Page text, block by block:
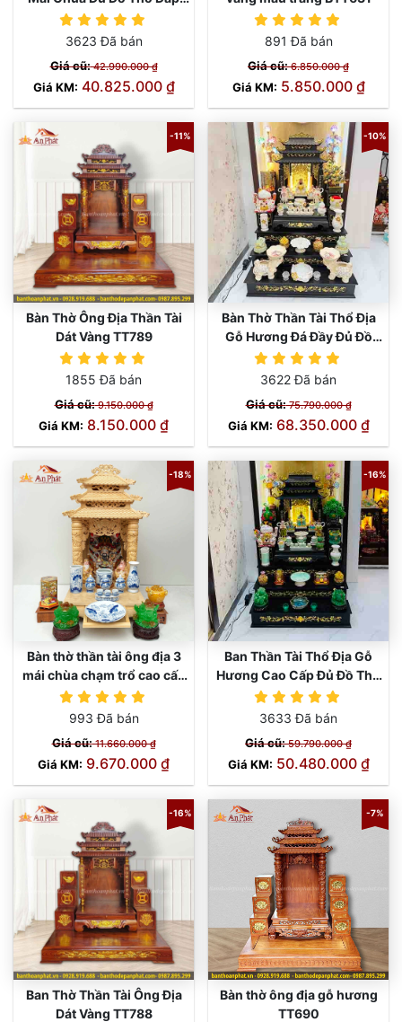
Nổi Vàng TT825
3623 Đã bán
Giá cũ:42.990.000 ₫
Giá KM: 40.825.000 ₫
891 Đã bán
Giá cũ:6.850.000 ₫
Giá KM: 5.850.000 ₫
-11%
Bàn Thờ Ông Địa Thần Tài
Dát Vàng TT789
1855 Đã bán
Giá cũ:9.150.000 ₫
Giá KM: 8.150.000 ₫
-10%
Bàn Thờ Thần Tài Thổ Địa
Gỗ Hương Đá Đầy Đủ Đồ
Thờ Cao Cấp Dát Vàng
TT796
3622 Đã bán
Giá cũ:75.790.000 ₫
Giá KM: 68.350.000 ₫
-18%
Bàn thờ thần tài ông địa 3
mái chùa chạm trổ cao cấp
TT668
TT668
993 Đã bán
Giá cũ:11.660.000 ₫
Giá KM: 9.670.000 ₫
-16%
Ban Thần Tài Thổ Địa Gỗ
Hương Cao Cấp Đủ Đồ Thờ
Xanh Ngọc TT817
3633 Đã bán
Giá cũ:59.790.000 ₫
Giá KM: 50.480.000 ₫
-16%
Ban Thờ Thần Tài Ông Địa
Dát Vàng TT788
-7%
Bàn thờ ông địa gỗ hương
TT690